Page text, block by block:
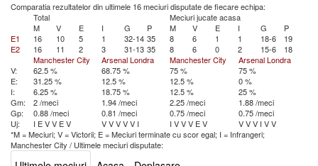
Comparatia rezultatelor din ultimele 16 meciuri disputate de fiecare echipa:
Total
Meciuri jucate acasa
M
V E I G P M V E I G
P
E1
16 10 5 1 32-14 35 8 6 1 1 18-6
19
E2
16 11 2 3 31-13 35 8 6 0 2 15-6
18
Manchester City
Arsenal Londra Manchester City
Arsenal Londra
V:
62.5 % 68.75 % 75 %
75 %
E:
31.25 % 12.5 % 12.5 %
0 %
I:
6.25 % 18.75 % 12.5 %
25 %
Gm:
2 /meci 1.94 /meci 2.25 /meci
1.88 /meci
Gp:
0.88 /meci 0.81 /meci 0.75 /meci
0.75 /meci
Uj:
I EVV EV VVVVV I I VVV EV VVV I VV
*M = Meciuri; V = Victorii; E = Meciuri terminate cu scor egal; I = Infrangeri;
Manchester City / Ultimele meciuri disputate: